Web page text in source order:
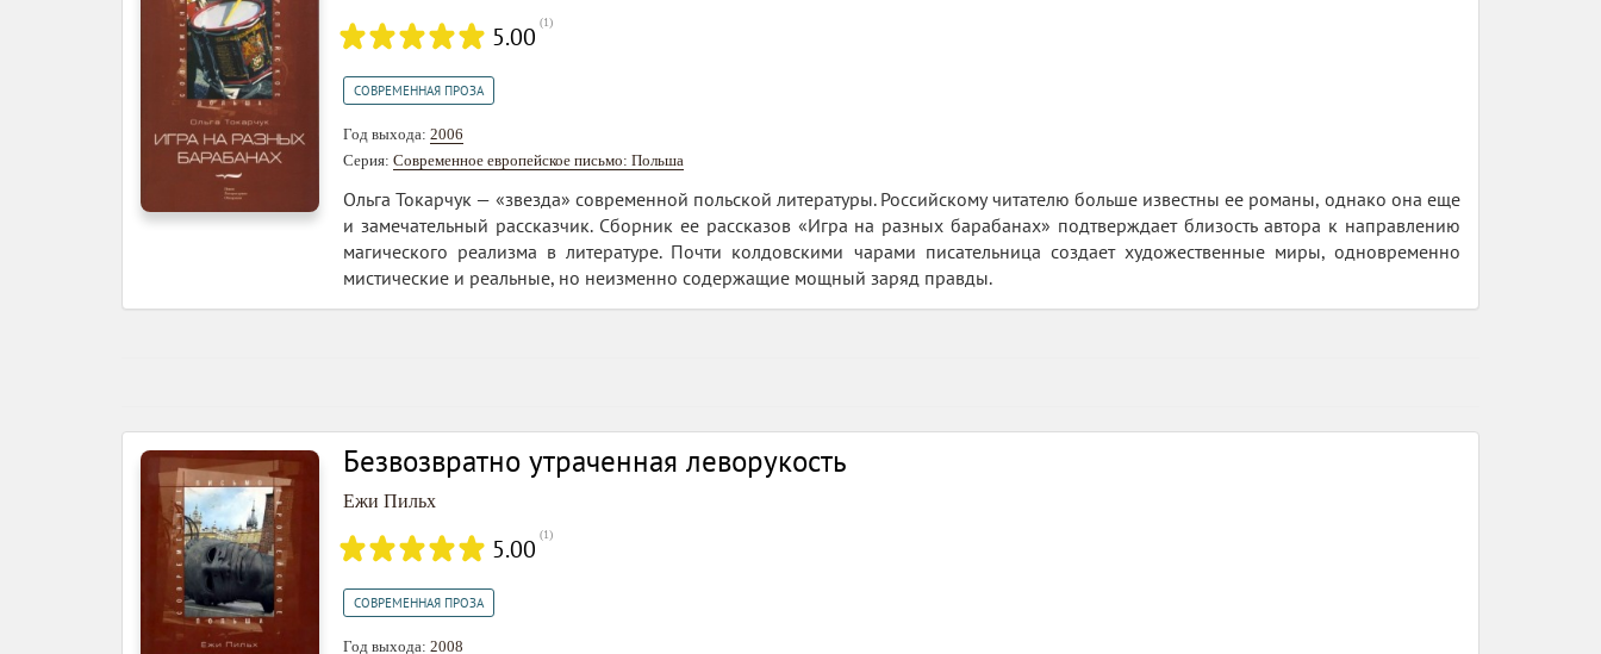
5.00 (1)
СОВРЕМЕННАЯ ПРОЗА
Год выхода: 2006
Серия: Современное европейское письмо: Польша
Ольга Токарчук — «звезда» современной польской литературы. Российскому читателю больше известны ее романы, однако она еще
и замечательный рассказчик. Сборник ее рассказов «Игра на разных барабанах» подтверждает близость автора к направлению
магического реализма в литературе. Почти колдовскими чарами писательница создает художественные миры, одновременно
мистические и реальные, но неизменно содержащие мощный заряд правды.
Безвозвратно утраченная леворукость
Ежи Пильх
5.00 (1)
СОВРЕМЕННАЯ ПРОЗА
Год выхода: 2008